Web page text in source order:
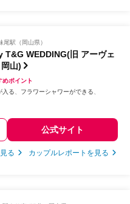
尾駅（岡山県）
T&G WEDDING(旧 アーヴェ
山)
めポイント
入る
フラワーシャワーができる
公式サイト
る カップルレポートを見る